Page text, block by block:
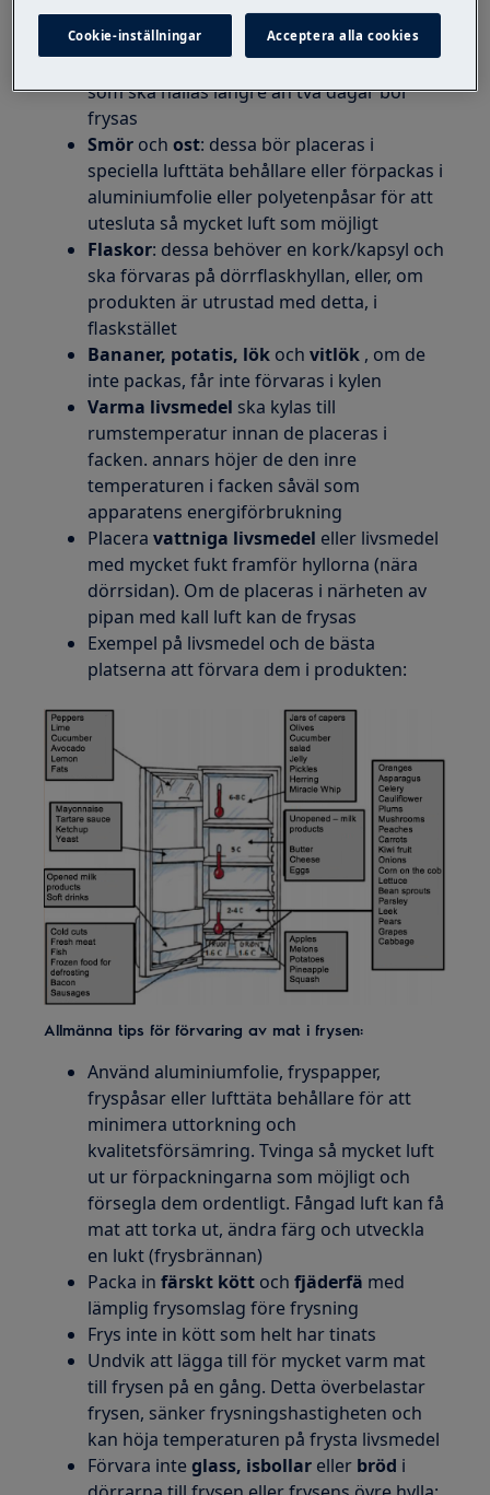
Packa inrått kött ochfjäderfäordentligt
så att läckage och förorening av andra
livsmedel eller ytor inte uppstår. Allt kött
som ska hållas längre än två dagar bör
frysas
Smör ochost: dessa bör placeras i
speciella lufttäta behållare eller förpackas i
aluminiumfolie eller polyetenpåsar för att
utesluta så mycket luft som möjligt
Flaskor: dessa behöver en kork/kapsyl och
ska förvaras på dörrflaskhyllan, eller, om
produkten är utrustad med detta, i
flaskstället
Bananer, potatis, lök ochvitlök , om de
inte packas, får inte förvaras i kylen
Varma livsmedel ska kylas till
rumstemperatur innan de placeras i
facken. annars höjer de den inre
temperaturen i facken såväl som
apparatens energiförbrukning
Placeravattniga livsmedel eller livsmedel
med mycket fukt framför hyllorna (nära
dörrsidan). Om de placeras i närheten av
pipan med kall luft kan de frysas
Exempel på livsmedel och de bästa
platserna att förvara dem i produkten:
Allmänna tips för förvaring av mat i frysen:
Använd aluminiumfolie, fryspapper,
fryspåsar eller lufttäta behållare för att
minimera uttorkning och
kvalitetsförsämring. Tvinga så mycket luft
ut ur förpackningarna som möjligt och
försegla dem ordentligt. Fångad luft kan få
mat att torka ut, ändra färg och utveckla
en lukt (frysbrännan)
Packa infärskt kött ochfjäderfä med
lämplig frysomslag före frysning
Frys inte in kött som helt har tinats
Undvik att lägga till för mycket varm mat
till frysen på en gång. Detta överbelastar
frysen, sänker frysningshastigheten och
kan höja temperaturen på frysta livsmedel
Förvara integlass, isbollar eller bröd i
Cookie-inställningar Acceptera alla cookies